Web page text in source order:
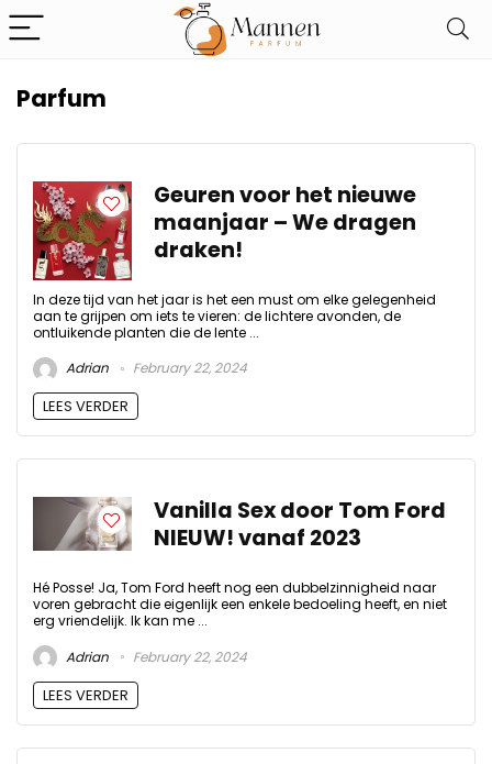
Parfum
Geuren voor het nieuwe
maanjaar – We dragen
draken!
In deze tijd van het jaar is het een must om elke gelegenheid
aan te grijpen om iets te vieren: de lichtere avonden, de
ontluikende planten die de lente ...
Adrian
February 22, 2024
LEES VERDER
Vanilla Sex door Tom Ford
NIEUW! vanaf 2023
Hé Posse! Ja, Tom Ford heeft nog een dubbelzinnigheid naar
voren gebracht die eigenlijk een enkele bedoeling heeft, en niet
erg vriendelijk. Ik kan me ...
Adrian
February 22, 2024
LEES VERDER